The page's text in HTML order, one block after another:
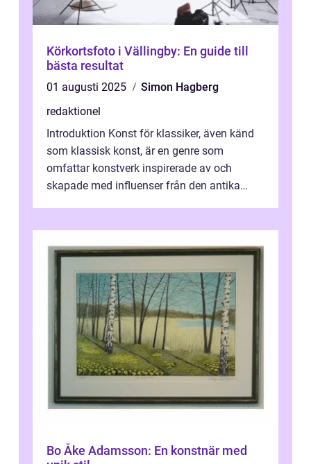
Körkortsfoto i Vällingby: En guide till
bästa resultat
01 augusti 2025
Simon Hagberg
redaktionel
Introduktion Konst för klassiker, även känd
som klassisk konst, är en genre som
omfattar konstverk inspirerade av och
skapade med influenser från den antika
Bo Åke Adamsson: En konstnär med